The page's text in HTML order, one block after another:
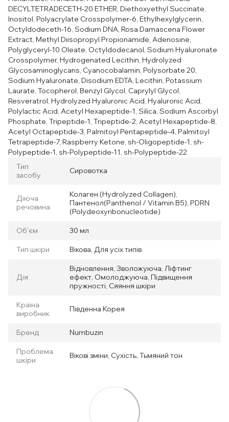
DECYLTETRADECETH-20 ETHER, Diethoxyethyl Succinate,
Inositol, Polyacrylate Crosspolymer-6, Ethylhexylglycerin,
Octyldodeceth-16, Sodium DNA, Rosa Damascena Flower
Extract, Methyl Diisopropyl Propionamide, Adenosine,
Polyglyceryl-10 Oleate, Octyldodecanol, Sodium Hyaluronate
Crosspolymer, Hydrogenated Lecithin, Hydrolyzed
Glycosaminoglycans, Cyanocobalamin, Polysorbate 20,
Sodium Hyaluronate, Disodium EDTA, Lecithin, Potassium
Laurate, Tocopherol, Benzyl Glycol, Caprylyl Glycol,
Resveratrol, Hydrolyzed Hyaluronic Acid, Hyaluronic Acid,
Polylactic Acid, Acetyl Hexapeptide-1, Silica, Sodium Ascorbyl
Phosphate, Tripeptide-1, Tripeptide-2, Acetyl Hexapeptide-8,
Acetyl Octapeptide-3, Palmitoyl Pentapeptide-4, Palmitoyl
Tetrapeptide-7, Raspberry Ketone, sh-Oligopeptide-1, sh-
Polypeptide-1, sh-Polypeptide-11, sh-Polypeptide-22
Тип
засобу
Сировотка
Діюча
речовина
Колаген (Hydrolyzed Collagen),
Пантенол(Panthenol / Vitamin B5), PDRN
(Polydeoxyribonucleotide)
Об'єм 30 мл
Тип шкіри Вікова, Для усіх типів
Дія
Відновлення, Зволожуюча, Ліфтинг
ефект, Омолоджуюча, Підвищення
пружності, Сяяння шкіри
Країна
виробник
Південна Корея
Бренд Numbuzin
Проблема
шкіри
Вікові зміни, Сухість, Тьмяний тон